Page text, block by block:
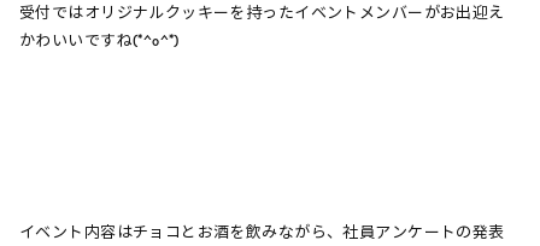
受付ではオリジナルクッキーを持ったイベントメンバーがお出迎え
かわいいですね(*^o^*)
イベント内容はチョコとお酒を飲みながら、社員アンケートの発表